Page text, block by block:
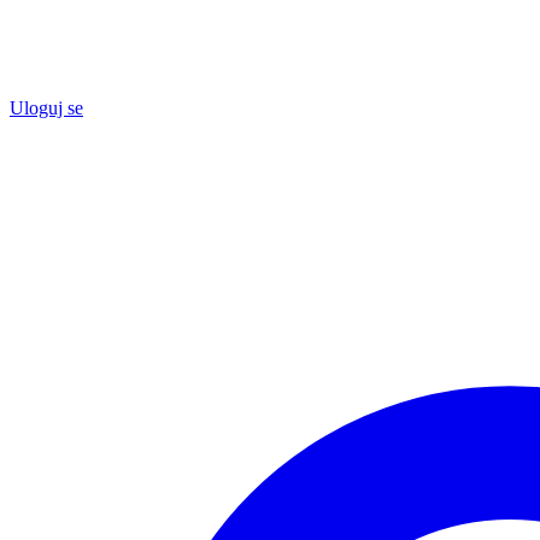
Uloguj se